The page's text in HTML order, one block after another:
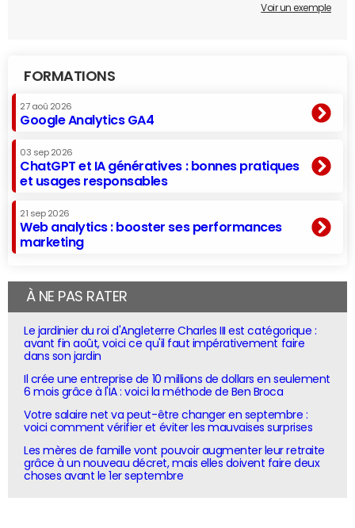
Voir un exemple
FORMATIONS
27 aoû 2026
Google Analytics GA4
03 sep 2026
ChatGPT et IA génératives : bonnes pratiques
et usages responsables
21 sep 2026
Web analytics : booster ses performances
marketing
À NE PAS RATER
Le jardinier du roi d'Angleterre Charles III est catégorique :
avant fin août, voici ce qu'il faut impérativement faire
dans son jardin
Il crée une entreprise de 10 millions de dollars en seulement
6 mois grâce à l'IA : voici la méthode de Ben Broca
Votre salaire net va peut-être changer en septembre :
voici comment vérifier et éviter les mauvaises surprises
Les mères de famille vont pouvoir augmenter leur retraite
grâce à un nouveau décret, mais elles doivent faire deux
choses avant le 1er septembre